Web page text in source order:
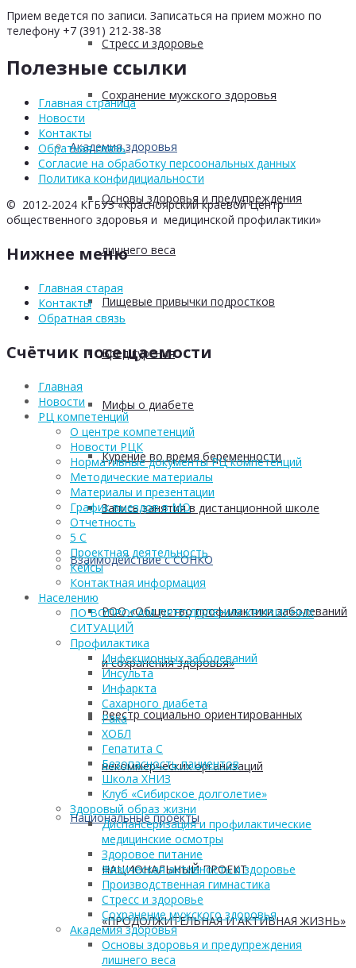
Стресс и здоровье
Сохранение мужского здоровья
Академия здоровья
Основы здоровья и предупреждения
лишнего веса
Пищевые привычки подростков
Вред курения
Мифы о диабете
Курение во время беременности
Запись занятия в дистанционной школе
Взаимодействие с СОНКО
РОО «Общество профилактики заболеваний
и сохранения здоровья»
Реестр социально ориентированных
некоммерческих организаций
Национальные проекты
НАЦИОНАЛЬНЫЙ ПРОЕКТ
«ПРОДОЛЖИТЕЛЬНАЯ И АКТИВНАЯ ЖИЗНЬ»
Прием ведется по записи. Записаться на прием можно по
телефону +7 (391) 212-38-38
Полезные ссылки
Главная страница
Новости
Контакты
Обратная связь
Согласие на обработку персоональных данных
Политика конфидициальности
© 2012-2024 КГБУЗ «Красноярский краевой Центр
общественного здоровья и медицинской профилактики»
Нижнее меню
Главная старая
Контакты
Обратная связь
Счётчик посещаемости
Главная
Новости
РЦ компетенций
О центре компетенций
Новости РЦК
Нормативные документы РЦ компетенций
Методические материалы
Материалы и презентации
График выездов в МО
Отчетность
5 С
Проектная деятельность
Кейсы
Контактная информация
Населению
ПО ВОПРОСАМ ПРЕОДОЛЕНИЯ КРИЗИСНЫХ
СИТУАЦИЙ
Профилактика
Инфекционных заболеваний
Инсульта
Инфаркта
Сахарного диабета
Рака
ХОБЛ
Гепатита С
Безопасность пациентов
Школа ХНИЗ
Клуб «Сибирское долголетие»
Здоровый образ жизни
Диспансеризация и профилактические
медицинские осмотры
Здоровое питание
Физическая активность и здоровье
Производственная гимнастика
Стресс и здоровье
Сохранение мужского здоровья
Академия здоровья
Основы здоровья и предупреждения
лишнего веса